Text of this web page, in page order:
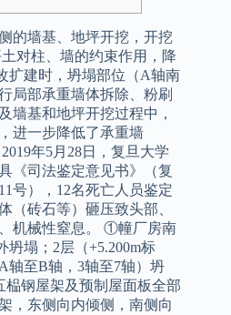
的墙基、地坪开挖，开挖
对柱、墙的约束作用，降
扩建时，坍塌部位（A轴南
局部承重墙体拆除、粉刷
墙基和地坪开挖过程中，
进一步降低了承重墙
年5月28日，复旦大学
《司法鉴定意见书》（复
号），12名死亡人员鉴定
（砖石等）砸压致头部、
机械性窒息。 ①幢厂房南
塌；2层（+5.200m标
轴至B轴，3轴至7轴）坍
榀钢屋架及预制屋面板全部
，东侧向内倾侧，南侧向